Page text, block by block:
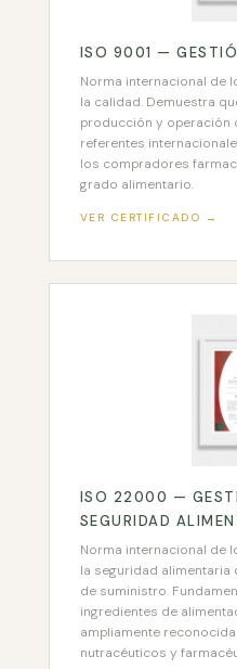
ISO 9001 —
Norma internacional de
la calidad. Demuestra
producción y operación
referentes
los compradores
grado alimentario.
VER CERTIFICADO →
ISO 22000 —
SEGURIDAD
Norma internacional de
la seguridad alimentaria
de suministro.
ingredientes de
ampliamente
nutracéuticos y